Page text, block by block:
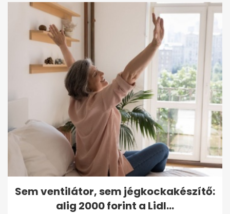
Sem ventilátor, sem jégkockakészítő:
alig 2000 forint a Lidl...